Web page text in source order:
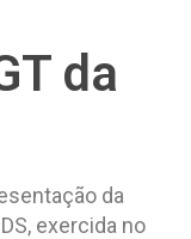
da
da
exercida no